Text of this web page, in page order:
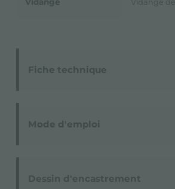
Fiche technique
Mode d'emploi
Dessin d'encastrement
Vidange Vidange de